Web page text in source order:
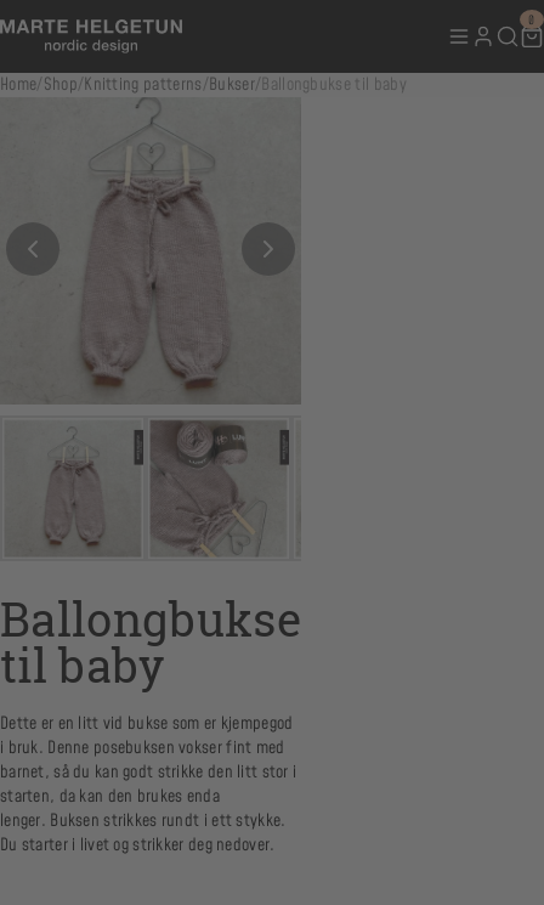
0
Home/Shop/Knitting patterns/Bukser/Ballongbukse til baby
Ballongbukse
til baby
Dette er en litt vid bukse som er kjempegod
i bruk. Denne posebuksen vokser fint med
barnet, så du kan godt strikke den litt stor i
starten, da kan den brukes enda
lenger. Buksen strikkes rundt i ett stykke.
Du starter i livet og strikker deg nedover.